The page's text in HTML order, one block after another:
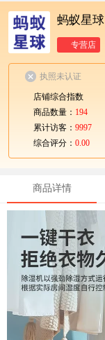
蚂蚁星球
专营店
执照未认证
店铺综合指数
商品数量： 194
累计访客： 9997
综合评分： 0.00
商品详情